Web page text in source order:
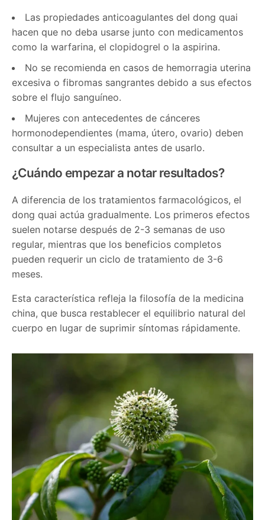
Las propiedades anticoagulantes del dong quai
hacen que no deba usarse junto con medicamentos
como la warfarina, el clopidogrel o la aspirina.
No se recomienda en casos de hemorragia uterina
excesiva o fibromas sangrantes debido a sus efectos
sobre el flujo sanguíneo.
Mujeres con antecedentes de cánceres
hormonodependientes (mama, útero, ovario) deben
consultar a un especialista antes de usarlo.
¿Cuándo empezar a notar resultados?
A diferencia de los tratamientos farmacológicos, el
dong quai actúa gradualmente. Los primeros efectos
suelen notarse después de 2-3 semanas de uso
regular, mientras que los beneficios completos
pueden requerir un ciclo de tratamiento de 3-6
meses.
Esta característica refleja la filosofía de la medicina
china, que busca restablecer el equilibrio natural del
cuerpo en lugar de suprimir síntomas rápidamente.